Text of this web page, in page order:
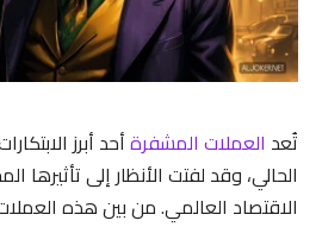
تُعد العملات المشفرةأحد أبرز
الحالي، وقد لفتت الأنظار إلى تأثيرها
الاقتصاد العالمي. من بين هذه